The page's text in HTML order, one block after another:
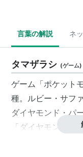
言葉の解説 ネ
タマザラシ (ゲーム)
ゲーム「ポケット
種。ルビー・サフ
ダイヤモンド・パ
「ダイヤモンド」